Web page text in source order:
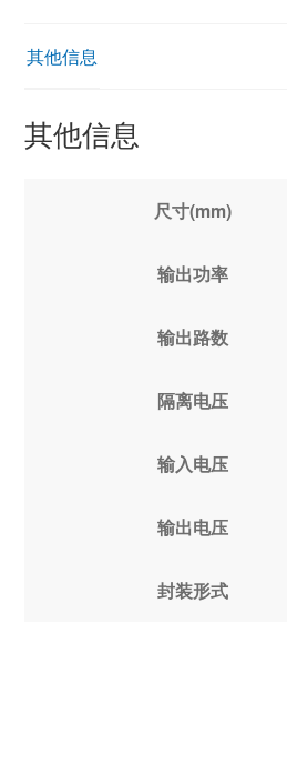
其他信息
其他信息
尺寸(mm)
输出功率
输出路数
隔离电压
输入电压
输出电压
封装形式